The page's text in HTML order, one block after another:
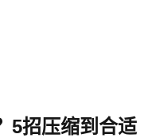
5招压缩到合适